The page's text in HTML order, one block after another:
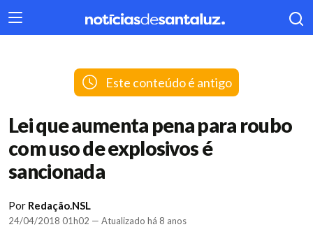
404
Este conteúdo é antigo
Lei que aumenta pena para roubo
com uso de explosivos é
sancionada
Por Redação.NSL
24/04/2018 01h02 — Atualizado há 8 anos